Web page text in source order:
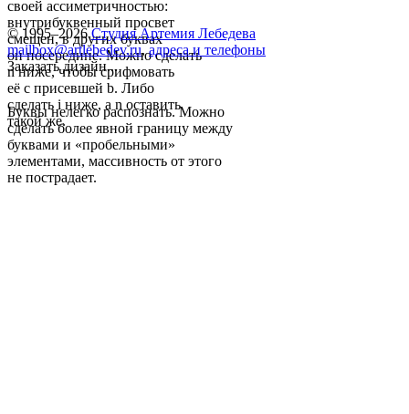
своей ассиметричностью:
внутрибуквенный просвет
смещен, в других буквах
он посередине. Можно сделать
n ниже, чтобы срифмовать
её с присевшей b. Либо
сделать i ниже, а n оставить
такой же.
Буквы нелегко распознать. Можно
сделать более явной границу между
буквами и «пробельными»
элементами, массивность от этого
не пострадает.
© 1995–2026 Студия Артемия Лебедева
mailbox@artlebedev.ru, адреса и телефоны
Заказать дизайн...